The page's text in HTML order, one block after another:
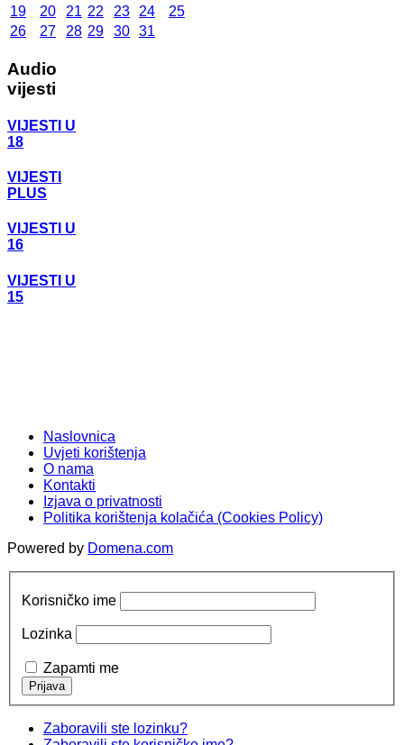
19
20 21 22 23 24
25
26
27 28 29 30 31
Audio
vijesti
VIJESTI U
18
VIJESTI
PLUS
VIJESTI U
16
VIJESTI U
15
Naslovnica
Uvjeti korištenja
O nama
Kontakti
Izjava o privatnosti
Politika korištenja kolačića (Cookies Policy)
Powered by Domena.com
Korisničko ime
Lozinka
Zapamti me
Zaboravili ste lozinku?